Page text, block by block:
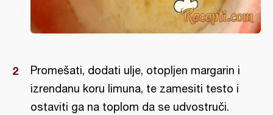
Promešati, dodati ulje, otopljen margarin i
izrendanu koru limuna, te zamesiti testo i
ostaviti ga na toplom da se udvostruči.